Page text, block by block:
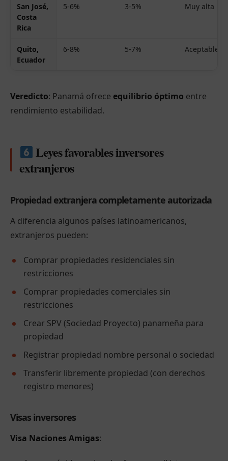
San José,
Costa
Rica
5-6% 3-5% Muy alta
Quito,
Ecuador
6-8% 5-7% Aceptable
Veredicto: Panamá ofrece equilibrio óptimo entre
rendimiento estabilidad.
Leyes favorables inversores
extranjeros
Propiedad extranjera completamente autorizada
A diferencia algunos países latinoamericanos,
extranjeros pueden:
Comprar propiedades residenciales sin
restricciones
Comprar propiedades comerciales sin
restricciones
Crear SPV (Sociedad Proyecto) panameña para
propiedad
Registrar propiedad nombre personal o sociedad
Transferir libremente propiedad (con derechos
registro menores)
Visas inversores
Visa Naciones Amigas: